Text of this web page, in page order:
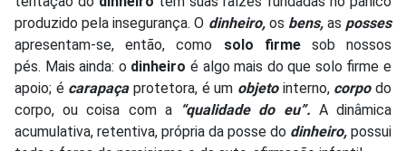
produzido pela insegurança. O dinheiro, os bens, as posses
apresentam-se, então, como solo firmesob nossos
pés. Mais ainda: o dinheiro é algo mais do que solo firme e
apoio; é carapaçaprotetora, é um objetointerno, corpodo
corpo, ou coisa com a
“qualidade do eu”. A dinâmica
acumulativa, retentiva, própria da posse do dinheiro, possui